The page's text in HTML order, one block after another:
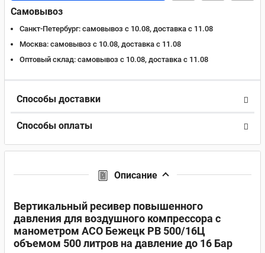
Самовывоз
Санкт-Петербург: самовывоз с 10.08, доставка c 11.08
Москва: самовывоз с 10.08, доставка c 11.08
Оптовый склад: самовывоз с 10.08, доставка c 11.08
Способы доставки
Способы оплаты
Описание
Вертикальный ресивер повышенного
давления для воздушного компрессора с
манометром АСО Бежецк РВ 500/16Ц
объемом 500 литров на давление до 16 Бар